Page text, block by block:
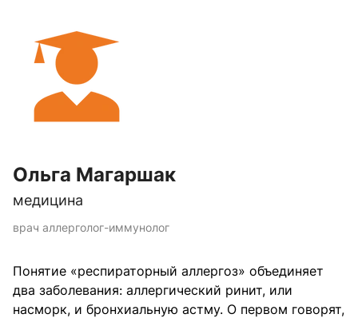
Ольга Магаршак
медицина
врач аллерголог-иммунолог
Понятие «респираторный аллергоз» объединяет
два заболевания: аллергический ринит, или
насморк, и бронхиальную астму. О первом говорят,